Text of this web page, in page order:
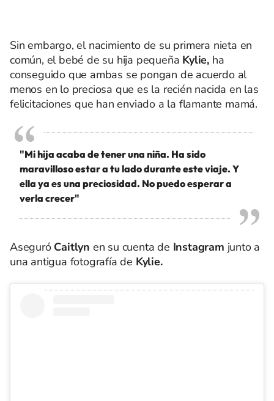
Sin embargo, el nacimiento de su primera nieta en
común, el bebé de su hija pequeña Kylie, ha
conseguido que ambas se pongan de acuerdo al
menos en lo preciosa que es la recién nacida en las
felicitaciones que han enviado a la flamante mamá.
"Mi hija acaba de tener una niña. Ha sido
maravilloso estar a tu lado durante este viaje. Y
ella ya es una preciosidad. No puedo esperar a
verla crecer"
Aseguró Caitlyn en su cuenta de Instagram junto a
una antigua fotografía de Kylie.